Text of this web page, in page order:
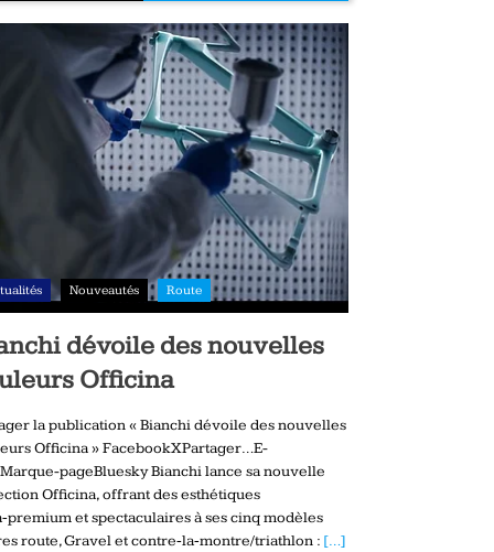
Nouveautés Route
dévoile des nouvelles
Officina
la publication « Bianchi dévoile des nouvelles
Officina » FacebookXPartager…E-
pageBluesky Bianchi lance sa nouvelle
Officina, offrant des esthétiques
et spectaculaires à ses cinq modèles
route, Gravel et contre‑la‑montre/triathlon : […]